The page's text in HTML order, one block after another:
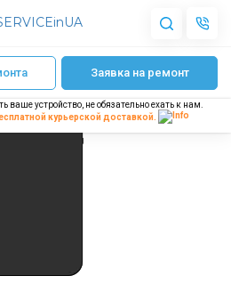
Заявка на ремонт
устройство, не обязательно ехать к нам.
курьерской доставкой.
Samsung Ремонт Samsung Galaxy S25+